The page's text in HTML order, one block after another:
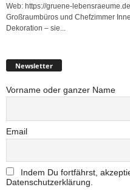
Web: https://gruene-
Großraumbüros und Chefzimmer
Dekoration – sie...
Newsletter
Vorname oder ganzer Name
Email
Indem Du fortfährst,
Datenschutzerklärung.